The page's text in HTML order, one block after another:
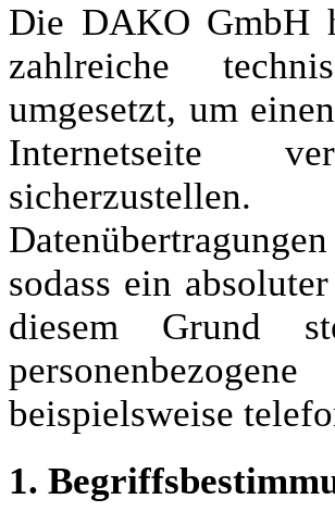
Die DAKO GmbH
zahlreiche
umgesetzt, um
Internetseite
sodass ein
diesem Grund
beispielsweise
1.